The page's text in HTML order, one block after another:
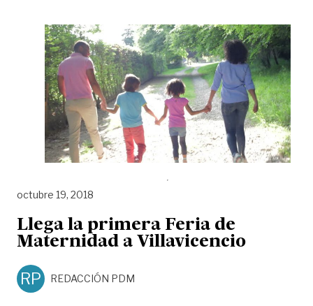
octubre 19, 2018
Llega la primera Feria de
Maternidad a Villavicencio
RP REDACCIÓN PDM